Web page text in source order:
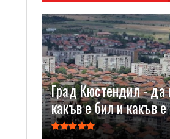
Град Кюстендил - да
какъв е бил и какъв